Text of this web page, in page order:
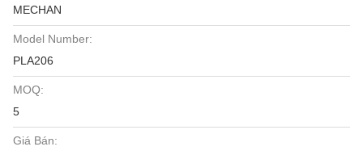
MECHAN
Model Number:
PLA206
MOQ:
5
Giá Bán: